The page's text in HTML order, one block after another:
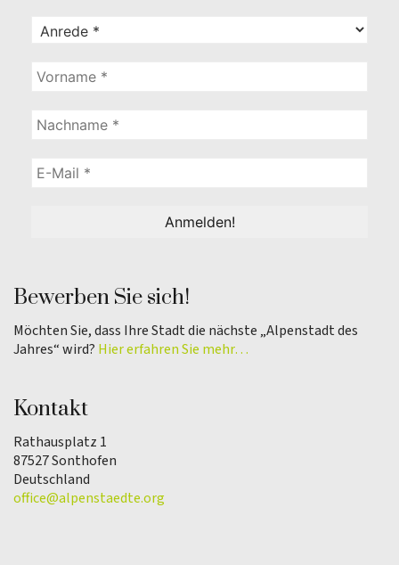
Bewerben Sie sich!
Möchten Sie, dass Ihre Stadt die nächste „Alpenstadt des
Jahres“ wird? Hier erfahren Sie mehr…
Kontakt
Rathausplatz 1
87527 Sonthofen
Deutschland
office@alpenstaedte.org